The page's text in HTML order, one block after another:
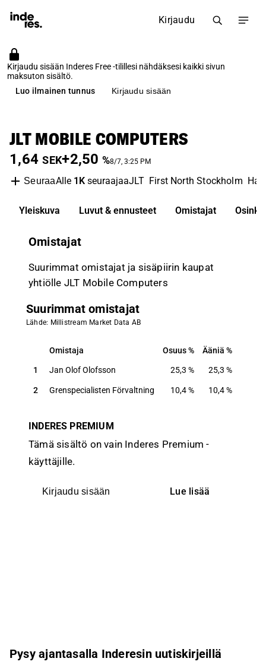
Kirjaudu
Kirjaudu sisään Inderes Free -tilillesi nähdäksesi kaikki sivun
maksuton sisältö.
Luo ilmainen tunnus
Kirjaudu sisään
JLT MOBILE COMPUTERS
1,64 SEK+2,50 %8/7, 3:25 PM
SeuraaAlle 1KseuraajaaJLT First North Stockholm
Yleiskuva Luvut & ennusteet Omistajat Osinko
Omistajat
Suurimmat omistajat ja sisäpiirin kaupat
yhtiölle JLT Mobile Computers
Suurimmat omistajat
Lähde: Millistream Market Data AB
Omistaja Osuus Ääniä
Omistaja Osuus Ääniä
1 Jan Olof Olofsson 25,3 % 25,3 %
2 Grenspecialisten Förvaltning 10,4% 10,4%
INDERES PREMIUM
Tämä sisältö on vain Inderes Premium -
käyttäjille.
Kirjaudu sisään Lue lisää
Pysy ajantasalla Inderesin uutiskirjeillä